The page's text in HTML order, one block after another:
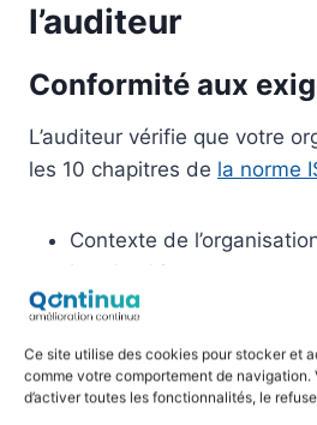
Ce site utilise des cookies pour stocker et
comme votre comportement de navigation.
d’activer toutes les fonctionnalités, le
l’auditeur
Conformité aux
L’auditeur vérifie que votre
les 10 chapitres de la norme
Contexte de
Leadership
Planification
Réalisation des activités
Évaluation des